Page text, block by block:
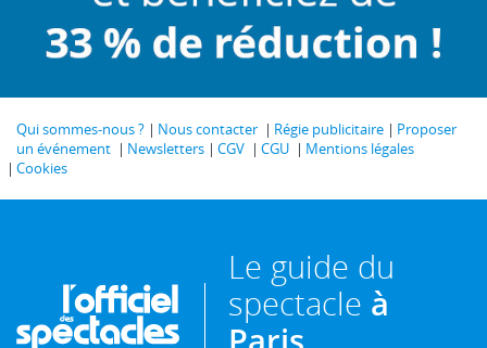
Qui sommes-nous ? Nous contacter Régie publicitaire
Proposer
un événement
Newsletters CGV CGU
Mentions légales
Cookies
Le guide du
spectacle à